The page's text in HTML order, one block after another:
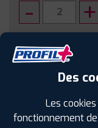
Des
Les
fonctionnement